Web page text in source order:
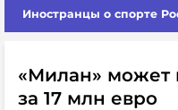
Иностранцы о спорте
«Милан» может
за 17 млн евро